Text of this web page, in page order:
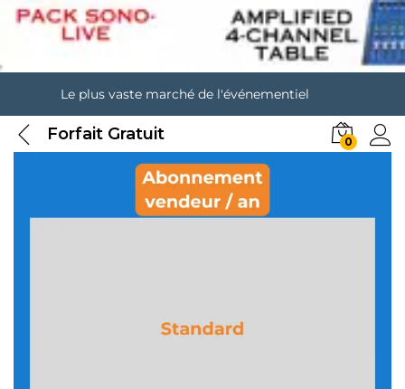
Le plus vaste marché de l'événementiel
Forfait Gratuit 0